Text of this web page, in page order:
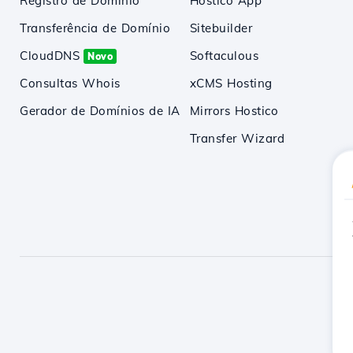
Transferência de Domínio
CloudDNS
Novo
Consultas Whois
Gerador de Domínios de IA
Sitebuilder
Softaculous
xCMS Hosting
Mirrors Hostico
Transfer Wizard